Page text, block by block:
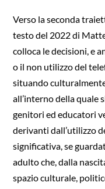
Verso la seconda
testo del 2022 di
colloca le decisioni, e
o il non utilizzo del
situando
all’interno della quale
genitori ed educatori
derivanti dall’utilizzo
significativa, se
adulto che, dalla
spazio culturale,